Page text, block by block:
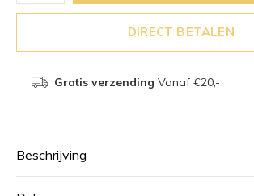
DIRECT BETALEN
Gratis verzending Vanaf €20,-
Beschrijving